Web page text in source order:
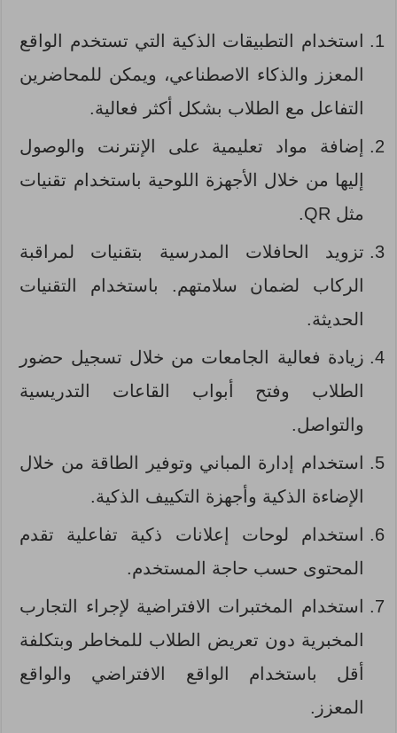
استخدام التطبيقات الذكية التي تستخدم الواقع
المعزز والذكاء الاصطناعي، ويمكن للمحاضرين
التفاعل مع الطلاب بشكل أكثر فعالية.
إضافة مواد تعليمية على الإنترنت والوصول
إليها من خلال الأجهزة اللوحية باستخدام تقنيات
مثل QR.
تزويد الحافلات المدرسية بتقنيات لمراقبة
الركاب لضمان سلامتهم. باستخدام التقنيات
الحديثة.
زيادة فعالية الجامعات من خلال تسجيل حضور
الطلاب وفتح أبواب القاعات التدريسية
والتواصل.
استخدام إدارة المباني وتوفير الطاقة من خلال
الإضاءة الذكية وأجهزة التكييف الذكية.
استخدام لوحات إعلانات ذكية تفاعلية تقدم
المحتوى حسب حاجة المستخدم.
استخدام المختبرات الافتراضية لإجراء التجارب
المخبرية دون تعريض الطلاب للمخاطر وبتكلفة
أقل باستخدام الواقع الافتراضي والواقع
المعزز.